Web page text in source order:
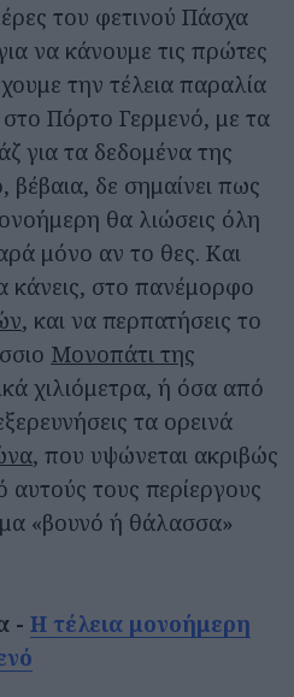
του φετινού Πάσχα
να κάνουμε τις πρώτες
την τέλεια παραλία
Πόρτο Γερμενό, με τα
για τα δεδομένα της
βέβαια, δε σημαίνει πως
θα λιώσεις όλη
μόνο αν το θες. Και
στο πανέμορφο
, και να περπατήσεις το
Μονοπάτι της
χιλιόμετρα, ή όσα από
τα ορεινά
, που υψώνεται ακριβώς
τους περίεργους
«βουνό ή θάλασσα»
- Η τέλεια μονοήμερη